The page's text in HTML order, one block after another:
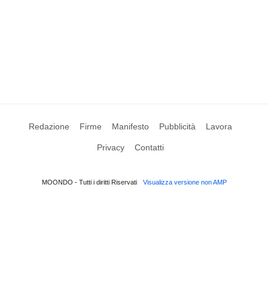
Redazione Firme Manifesto Pubblicità Lavora
Privacy Contatti
MOONDO - Tutti i diritti Riservati Visualizza versione non AMP